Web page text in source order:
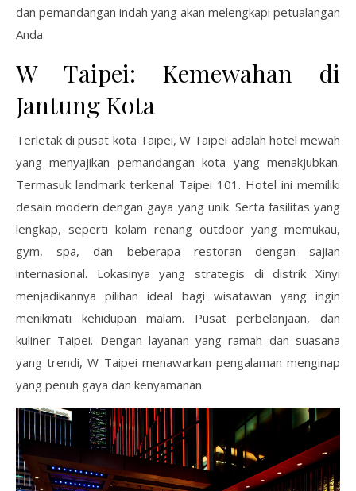
dan pemandangan indah yang akan melengkapi petualangan
Anda.
W Taipei: Kemewahan di
Jantung Kota
Terletak di pusat kota Taipei, W Taipei adalah hotel mewah
yang menyajikan pemandangan kota yang menakjubkan.
Termasuk landmark terkenal Taipei 101. Hotel ini memiliki
desain modern dengan gaya yang unik. Serta fasilitas yang
lengkap, seperti kolam renang outdoor yang memukau,
gym, spa, dan beberapa restoran dengan sajian
internasional. Lokasinya yang strategis di distrik Xinyi
menjadikannya pilihan ideal bagi wisatawan yang ingin
menikmati kehidupan malam. Pusat perbelanjaan, dan
kuliner Taipei. Dengan layanan yang ramah dan suasana
yang trendi, W Taipei menawarkan pengalaman menginap
yang penuh gaya dan kenyamanan.